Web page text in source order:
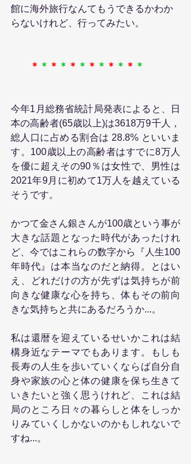
館に海外旅行なんてもうできるかわか
らないけれど、行ってみたい。
＊ ＊ ＊ ＊ ＊ ＊ ＊ ＊ ＊ ＊ ＊ ＊
今年1月総務省統計局発表によると、日
本の高齢者(65歳以上)は3618万9千人，
総人口に占める割合は 28.8% といいま
す。100歳以上の高齢者はすでに8万人
を優に超えその90％は女性で、男性は
2021年9月に初めて1万人を越えている
そうです。
かつて金さん銀さんが100歳という事が
大きな話題となった時代があったけれ
ど、今ではこれらの数字から『人生100
年時代』は本当なのだと納得。とはい
え、どれだけの方が先ずは気持ちが前
向きな健康な心を持ち、体もその前向
きな気持ちと共にあるだろうか...。
私は還暦を迎えているせいかこれは結
構身近なテーマでもあります。もしも
長寿の人生を歩いていくならば自分自
身や家族の心と体の健康を保ち生きて
いきたいと強く思うけれど、これは結
局のところ日々の暮らしと体をしっか
りみていくしかないのかもしれないで
すね...。